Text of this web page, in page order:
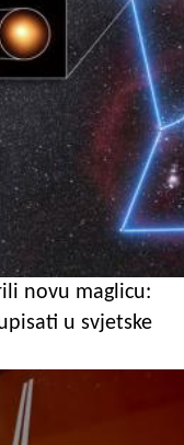
novu maglicu:
u svjetske